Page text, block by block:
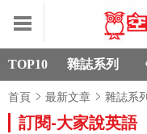
TOP10 雜誌系列
首頁 最新文章 雜誌系列
訂閱-大家說英語